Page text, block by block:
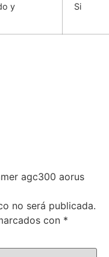
y
Si
agc300 aorus
no será publicada.
con *